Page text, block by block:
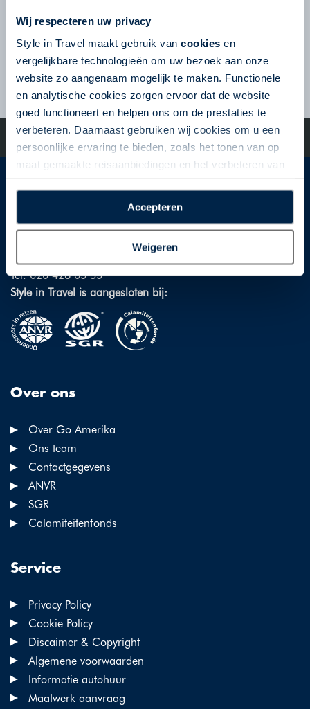
Wij respecteren uw privacy
Style in Travel maakt gebruik van cookies en
vergelijkbare technologieën om uw bezoek aan onze
website zo aangenaam mogelijk te maken. Functionele
en analytische cookies zorgen ervoor dat de website
goed functioneert en helpen ons om de prestaties te
verbeteren. Daarnaast gebruiken wij cookies om u een
persoonlijke ervaring te bieden, zoals het tonen van op
maat gemaakte reisaanbiedingen en het verbeteren van
plaatsen van alle hierboven beschreven cookies en
technologieën, waarmee persoonlijke gegevens kunnen
worden verzameld. Indien u kiest voor “Weigeren”
plaatsen wij enkel functionele cookies, en zal er geen
sprake zijn van gepersonaliseerde content.
Accepteren
Weigeren
Volg ons op Social Media
VERSTUUR
©2023 Go Amerika - All Rights Reserved | De specialist op het
gebied van fly-drives en roadtrips door de USA!
Gildestraat 1
1704 AG Heerhugowaard
Tel. 020 428 05 55
Style in Travel is aangesloten bij:
Over ons
Over Go Amerika
Ons team
Contactgegevens
ANVR
SGR
Calamiteitenfonds
Service
Privacy Policy
Cookie Policy
Discaimer & Copyright
Algemene voorwaarden
Informatie autohuur
Maatwerk aanvraag